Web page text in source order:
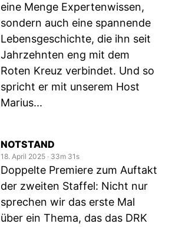
eine Menge Expertenwissen,
sondern auch eine spannende
Lebensgeschichte, die ihn seit
Jahrzehnten eng mit dem
Roten Kreuz verbindet. Und so
spricht er mit unserem Host
Marius...
NOTSTAND
18. April 2025 ‧ 33m 31s
Doppelte Premiere zum Auftakt
der zweiten Staffel: Nicht nur
sprechen wir das erste Mal
über ein Thema, das das DRK